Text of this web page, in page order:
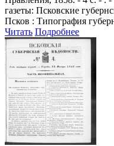
газеты: Псковские
Псков : Типография
Читать Подробнее